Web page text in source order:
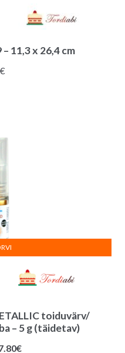
11,3 x 26,4 cm
€
toiduvärv/
– 5 g (täidetav)
€Praegune